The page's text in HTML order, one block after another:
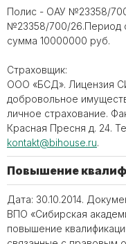
Полис - ОАУ №23358/
№23358/700/26.Период
сумма 10000000 руб.
Страховщик:
ООО «БСД». Лицензия
добровольное
личное страхование.
Красная Пресня д. 24.
kontakt@bihouse.ru.
Повышение
Дата: 30.10.2014.
ВПО «Сибирская
повышение